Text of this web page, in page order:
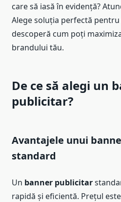
care să iasă în evidență?
Alege soluția perfectă pentru
descoperă cum poți
brandului tău.
De ce să alegi un
publicitar?
Avantajele unui
standard
Un banner publicitar
rapidă și eficientă. Prețul